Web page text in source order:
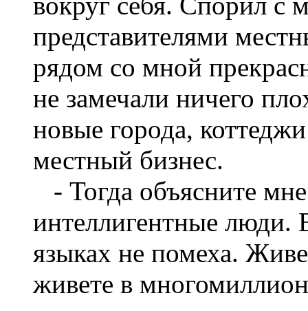
представителями
рядом со мной
не замечали ничего
новые города,
местный бизнес.
- Тогда объясните
интеллигентные люди.
языках не помеха.
живете в